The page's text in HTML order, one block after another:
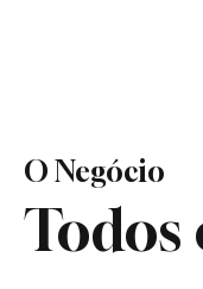
Todos
O Negócio